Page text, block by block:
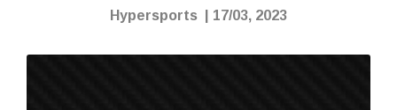
Hypersports 17/03, 2023